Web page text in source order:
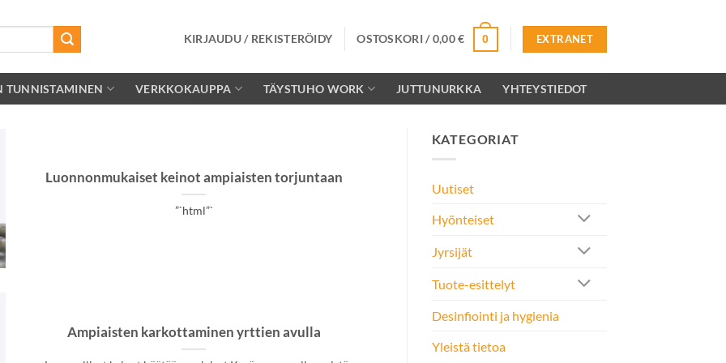
KIRJAUDU / REKISTERÖIDY OSTOSKORI /0,00€ 0 EXTRANET
TUNNISTAMINEN VERKKOKAUPPA TÄYSTUHO WORK JUTTUNURKKA YHTEYSTIEDOT
Luonnonmukaiset keinot ampiaisten torjuntaan
”`html”`
Ampiaisten karkottaminen yrttien avulla
KATEGORIAT
Uutiset
Hyönteiset
Jyrsijät
Tuote-esittelyt
Desinfiointi ja hygienia
Yleistä tietoa